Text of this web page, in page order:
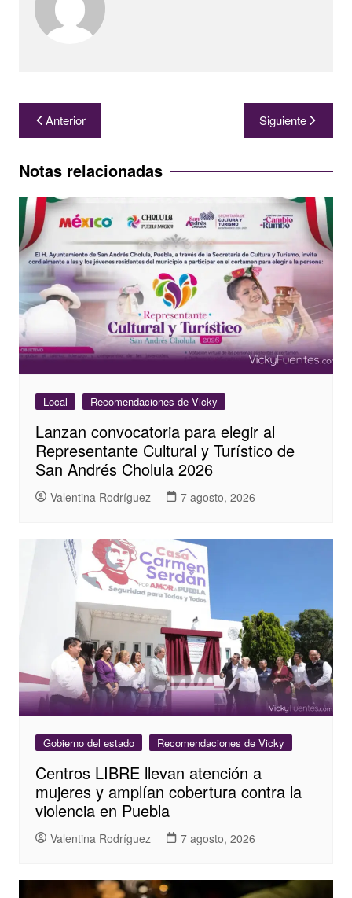
Navegación
de
entradas
Anterior Siguiente
Notas relacionadas
Local Recomendaciones de Vicky
Lanzan convocatoria para elegir al
Representante Cultural y Turístico de
San Andrés Cholula 2026
Valentina Rodríguez 7 agosto, 2026
Gobierno del estado Recomendaciones de Vicky
Centros LIBRE llevan atención a
mujeres y amplían cobertura contra la
violencia en Puebla
Valentina Rodríguez 7 agosto, 2026